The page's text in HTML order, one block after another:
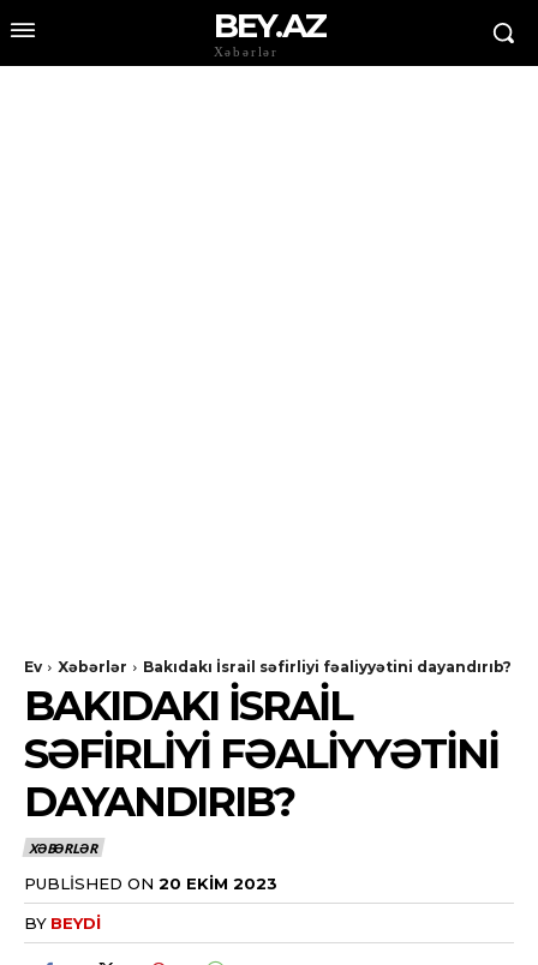
BEY.AZ
Xəbərlər
Ev Xəbərlər Bakıdakı İsrail səfirliyi fəaliyyətini dayandırıb?
BAKIDAKI İSRAIL
SƏFIRLIYI FƏALIYYƏTINI
DAYANDIRIB?
XƏBƏRLƏR
PUBLISHED ON 20 EKIM 2023
BY BEYDI